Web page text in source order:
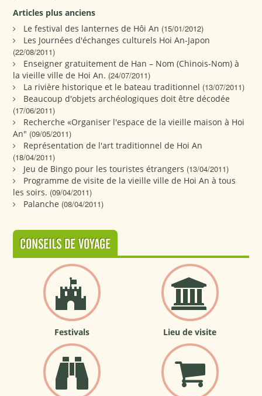
Articles plus anciens
Le festival des lanternes de Hôi An (15/01/2012)
Les Journées d'échanges culturels Hoi An-Japon
(22/08/2011)
Enseigner gratuitement de Han – Nom (Chinois-Nom) à
la vieille ville de Hoi An. (24/07/2011)
La rivière historique et le bateau traditionnel (13/07/2011)
Beaucoup d'objets archéologiques doit être décodée
(17/06/2011)
Recherche «Organiser l'espace de la vieille maison à Hoi
An" (09/05/2011)
Représentation de l'art traditionnel de Hoi An
(18/04/2011)
Jeu de Bingo pour les touristes étrangers (13/04/2011)
Programme de visite de la vieille ville de Hoi An à tous
les soirs. (09/04/2011)
Palanche (08/04/2011)
CONSEILS DE VOYAGE
Festivals Lieu de visite